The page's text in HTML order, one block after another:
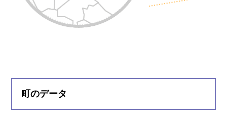
町のデータ